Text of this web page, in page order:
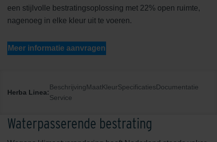
een stijlvolle bestratingsoplossing met 22% open ruimte,
nagenoeg in elke kleur uit te voeren.
Meer informatie aanvragen
Herba Linea:
BeschrijvingMaatKleurSpecificatiesDocumentatie
Service
Waterpasserende bestrating